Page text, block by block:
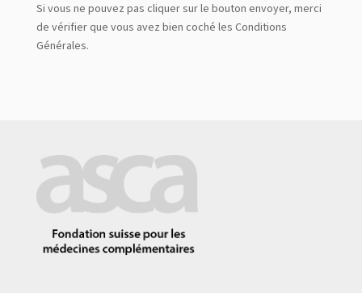
Si vous ne pouvez pas cliquer sur le bouton envoyer, merci
de vérifier que vous avez bien coché les Conditions
Générales.